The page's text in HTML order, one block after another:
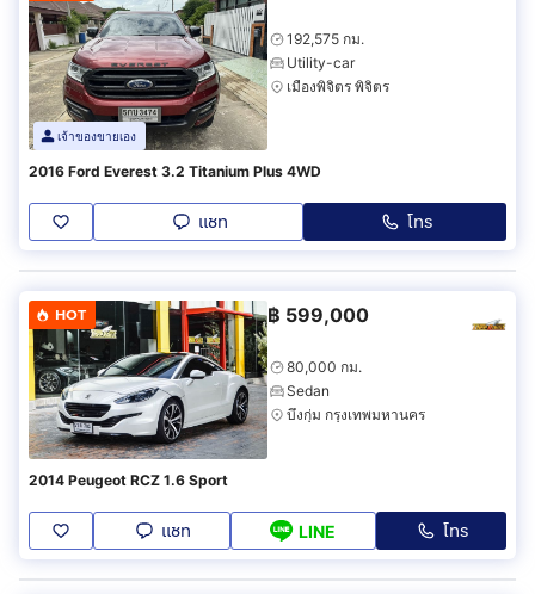
เจ้าของขายเอง
192,575 กม.
Utility-car
เมืองพิจิตร พิจิตร
2016 Ford Everest 3.2 Titanium Plus 4WD
แชท โทร
HOT ฿ 599,000
80,000 กม.
Sedan
บึงกุ่ม กรุงเทพมหานคร
2014 Peugeot RCZ 1.6 Sport
แชท LINE โทร